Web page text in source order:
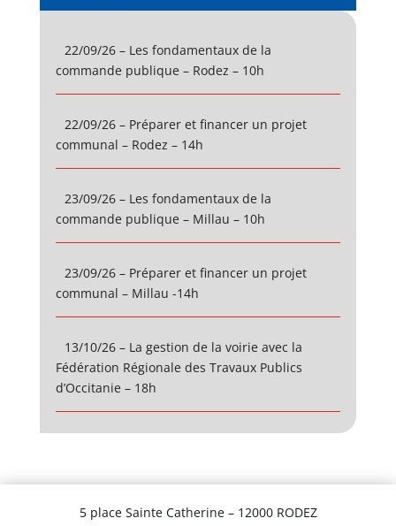
22/09/26 – Les fondamentaux de la
commande publique – Rodez – 10h
22/09/26 – Préparer et financer un projet
communal – Rodez – 14h
23/09/26 – Les fondamentaux de la
commande publique – Millau – 10h
23/09/26 – Préparer et financer un projet
communal – Millau -14h
13/10/26 – La gestion de la voirie avec la
Fédération Régionale des Travaux Publics
d’Occitanie – 18h
5 place Sainte Catherine – 12000 RODEZ